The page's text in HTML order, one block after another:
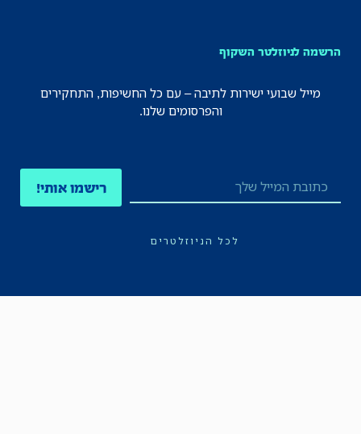
הרשמה לניוזלטר השקוף
מייל שבועי ישירות לתיבה – עם כל החשיפות, התחקירים
והפרסומים שלנו.
רישמו אותי!
לכל הניוזלטרים